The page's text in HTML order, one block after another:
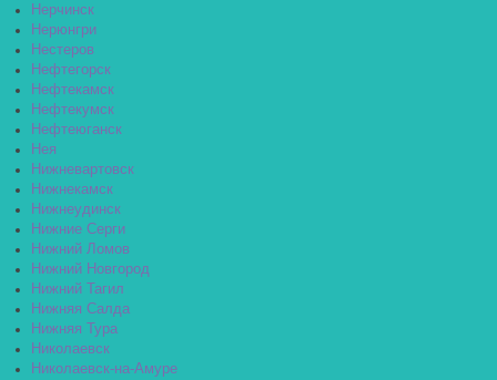
Нерчинск
Нерюнгри
Нестеров
Нефтегорск
Нефтекамск
Нефтекумск
Нефтеюганск
Нея
Нижневартовск
Нижнекамск
Нижнеудинск
Нижние Серги
Нижний Ломов
Нижний Новгород
Нижний Тагил
Нижняя Салда
Нижняя Тура
Николаевск
Николаевск-на-Амуре